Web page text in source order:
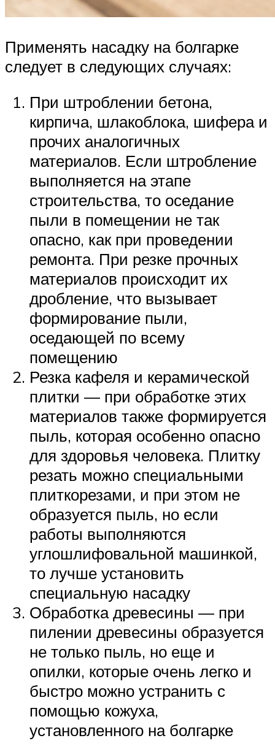
Применять насадку на болгарке
следует в следующих случаях:
При штроблении бетона,
кирпича, шлакоблока, шифера и
прочих аналогичных
материалов. Если штробление
выполняется на этапе
строительства, то оседание
пыли в помещении не так
опасно, как при проведении
ремонта. При резке прочных
материалов происходит их
дробление, что вызывает
формирование пыли,
оседающей по всему
помещению
Резка кафеля и керамической
плитки — при обработке этих
материалов также формируется
пыль, которая особенно опасно
для здоровья человека. Плитку
резать можно специальными
плиткорезами, и при этом не
образуется пыль, но если
работы выполняются
углошлифовальной машинкой,
то лучше установить
специальную насадку
Обработка древесины — при
пилении древесины образуется
не только пыль, но еще и
опилки, которые очень легко и
быстро можно устранить с
помощью кожуха,
установленного на болгарке